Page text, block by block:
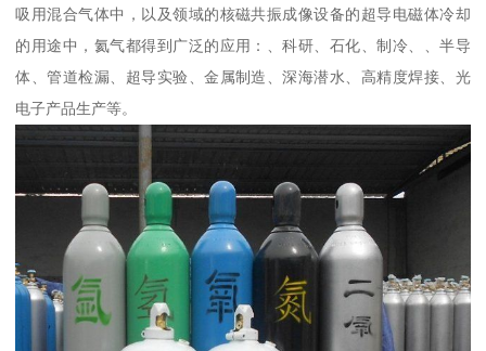
吸用混合气体中，以及领域的核磁共振成像设备的超导电磁体冷却
的用途中，氦气都得到广泛的应用：、科研、石化、制冷、、半导
体、管道检漏、超导实验、金属制造、深海潜水、高精度焊接、光
电子产品生产等。